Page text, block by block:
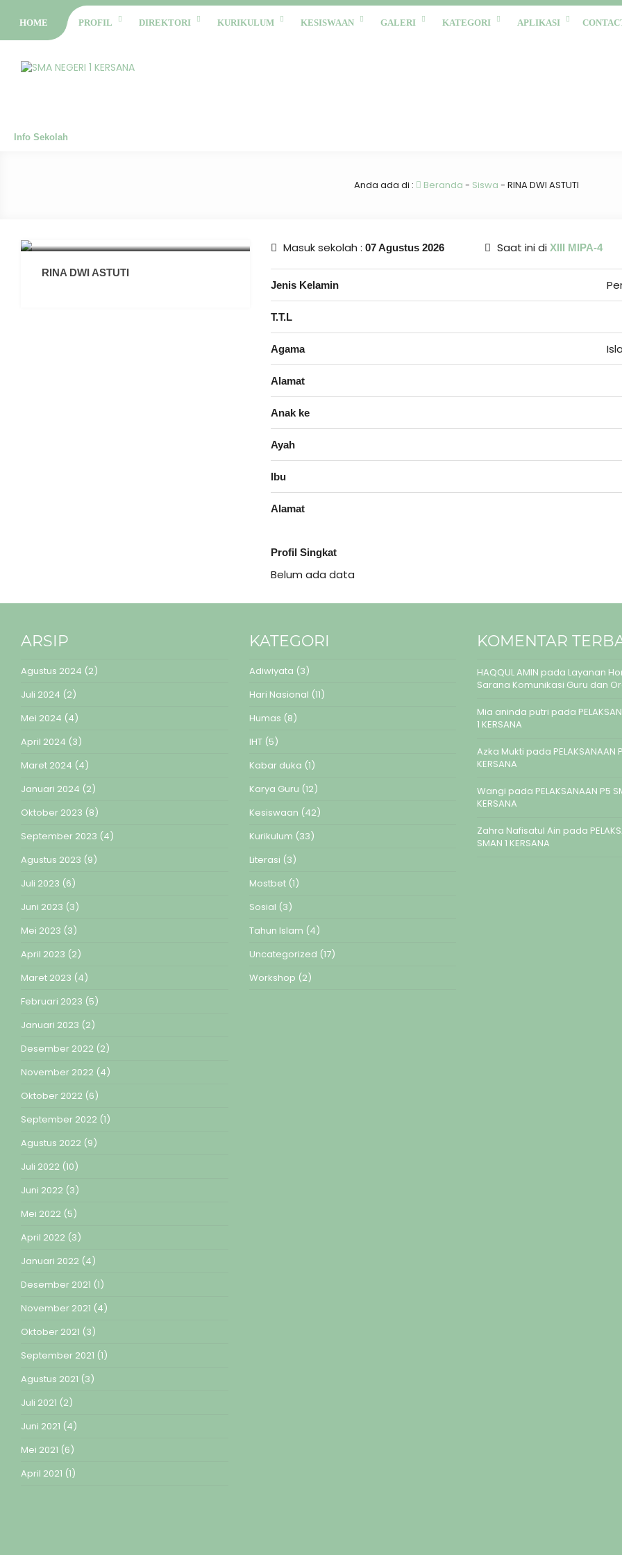
HOME PROFIL DIREKTORI KURIKULUM KESISWAAN GALERI KATEGORI APLIKASI
Info Sekolah
Anda ada di : Beranda - Siswa - RINA DWI ASTUTI
RINA DWI ASTUTI
Masuk sekolah : 07 Agustus 2026 Saat ini di XIII MIPA-4
Jenis Kelamin
T.T.L
Agama
Alamat
Anak ke
Ayah
Ibu
Alamat
Profil Singkat
Belum ada data
ARSIP
Agustus 2024 (2)
Juli 2024 (2)
Mei 2024 (4)
April 2024 (3)
Maret 2024 (4)
Januari 2024 (2)
Oktober 2023 (8)
September 2023 (4)
Agustus 2023 (9)
Juli 2023 (6)
Juni 2023 (3)
Mei 2023 (3)
April 2023 (2)
Maret 2023 (4)
Februari 2023 (5)
Januari 2023 (2)
Desember 2022 (2)
November 2022 (4)
Oktober 2022 (6)
September 2022 (1)
Agustus 2022 (9)
Juli 2022 (10)
Juni 2022 (3)
Mei 2022 (5)
April 2022 (3)
Januari 2022 (4)
Desember 2021 (1)
November 2021 (4)
Oktober 2021 (3)
September 2021 (1)
Agustus 2021 (3)
Juli 2021 (2)
Juni 2021 (4)
Mei 2021 (6)
April 2021 (1)
KATEGORI
Adiwiyata (3)
Hari Nasional (11)
Humas (8)
IHT(5)
Kabar duka (1)
Karya Guru (12)
Kesiswaan (42)
Kurikulum (33)
Literasi (3)
Mostbet(1)
Sosial (3)
Tahun Islam (4)
Uncategorized (17)
Workshop (2)
KOMENTAR
HAQQUL AMIN pada Layanan
Sarana Komunikasi Guru dan
Mia aninda putri pada
1 KERSANA
Azka Mukti pada PELAKSANAAN
KERSANA
Wangi pada PELAKSANAAN P5
KERSANA
Zahra Nafisatul Ain pada
SMAN 1 KERSANA